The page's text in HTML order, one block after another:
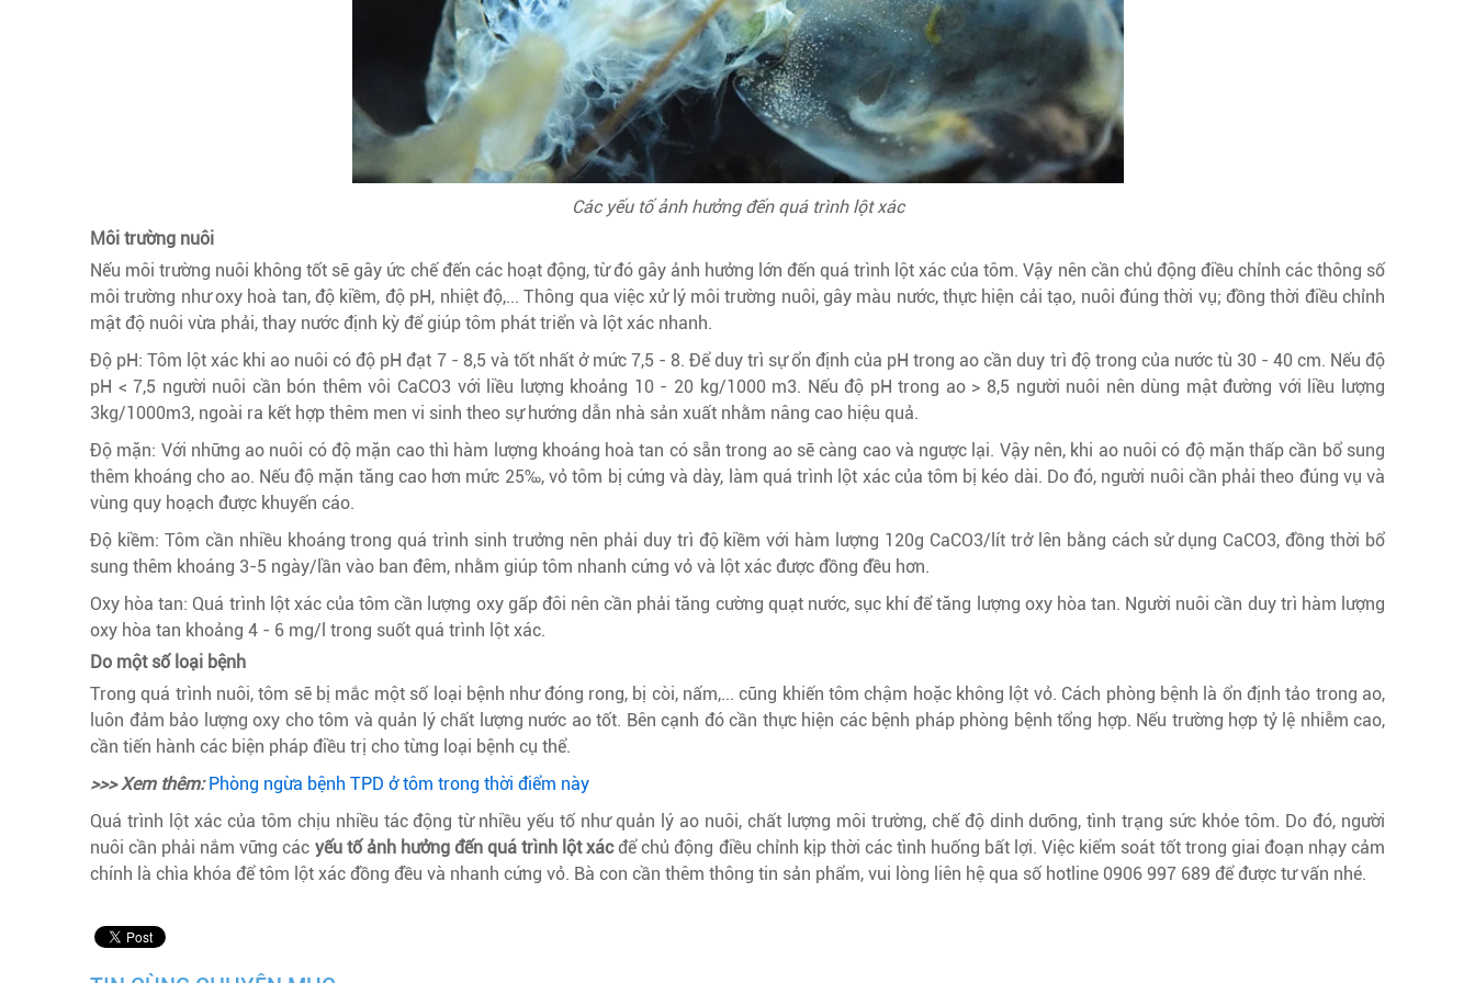
Các yếu tố ảnh hưởng đến quá trình lột xác
Môi trường nuôi
Nếu môi trường nuôi không tốt sẽ gây ức chế đến các hoạt động, từ đó gây ảnh hưởng lớn đến quá trình lột xác của tôm. Vậy nên cần chủ động điều chỉnh các thông số
môi trường như oxy hoà tan, độ kiềm, độ pH, nhiệt độ,... Thông qua việc xử lý môi trường nuôi, gây màu nước, thực hiện cải tạo, nuôi đúng thời vụ; đồng thời điều chỉnh
mật độ nuôi vừa phải, thay nước định kỳ để giúp tôm phát triển và lột xác nhanh.
Độ pH: Tôm lột xác khi ao nuôi có độ pH đạt 7 - 8,5 và tốt nhất ở mức 7,5 - 8. Để duy trì sự ổn định của pH trong ao cần duy trì độ trong của nước tù 30 - 40 cm. Nếu độ
pH < 7,5 người nuôi cần bón thêm vôi CaCO3 với liều lượng khoảng 10 - 20 kg/1000 m3. Nếu độ pH trong ao > 8,5 người nuôi nên dùng mật đường với liều lượng
3kg/1000m3, ngoài ra kết hợp thêm men vi sinh theo sự hướng dẫn nhà sản xuất nhằm nâng cao hiệu quả.
Độ mặn: Với những ao nuôi có độ mặn cao thì hàm lượng khoáng hoà tan có sẵn trong ao sẽ càng cao và ngược lại. Vậy nên, khi ao nuôi có độ mặn thấp cần bổ sung
thêm khoáng cho ao. Nếu độ mặn tăng cao hơn mức 25‰, vỏ tôm bị cứng và dày, làm quá trình lột xác của tôm bị kéo dài. Do đó, người nuôi cần phải theo đúng vụ và
vùng quy hoạch được khuyến cáo.
Độ kiềm: Tôm cần nhiều khoáng trong quá trình sinh trưởng nên phải duy trì độ kiềm với hàm lượng 120g CaCO3/lít trở lên bằng cách sử dụng CaCO3, đồng thời bổ
sung thêm khoáng 3-5 ngày/lần vào ban đêm, nhằm giúp tôm nhanh cứng vỏ và lột xác được đồng đều hơn.
Oxy hòa tan: Quá trình lột xác của tôm cần lượng oxy gấp đôi nên cần phải tăng cường quạt nước, sục khí để tăng lượng oxy hòa tan. Người nuôi cần duy trì hàm lượng
oxy hòa tan khoảng 4 - 6 mg/l trong suốt quá trình lột xác.
Do một số loại bệnh
Trong quá trình nuôi, tôm sẽ bị mắc một số loại bệnh như đóng rong, bị còi, nấm,... cũng khiến tôm chậm hoặc không lột vỏ. Cách phòng bệnh là ổn định tảo trong ao,
luôn đảm bảo lượng oxy cho tôm và quản lý chất lượng nước ao tốt. Bên cạnh đó cần thực hiện các bệnh pháp phòng bệnh tổng hợp. Nếu trường hợp tỷ lệ nhiễm cao,
cần tiến hành các biện pháp điều trị cho từng loại bệnh cụ thể.
>>> Xem thêm: Phòng ngừa bệnh TPD ở tôm trong thời điểm này
Quá trình lột xác của tôm chịu nhiều tác động từ nhiều yếu tố như quản lý ao nuôi, chất lượng môi trường, chế độ dinh dưỡng, tình trạng sức khỏe tôm. Do đó, người
nuôi cần phải nắm vững các yếu tố ảnh hưởng đến quá trình lột xácđể chủ động điều chỉnh kịp thời các tình huống bất lợi. Việc kiểm soát tốt trong giai đoạn nhạy cảm
chính là chìa khóa để tôm lột xác đồng đều và nhanh cứng vỏ. Bà con cần thêm thông tin sản phẩm, vui lòng liên hệ qua số hotline 0906 997 689 để được tư vấn nhé.